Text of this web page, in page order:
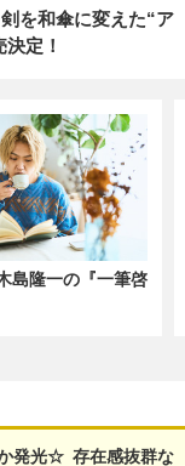
を和傘に変えた“ア
定！
島隆一の『一筆啓
発光☆ 存在感抜群な